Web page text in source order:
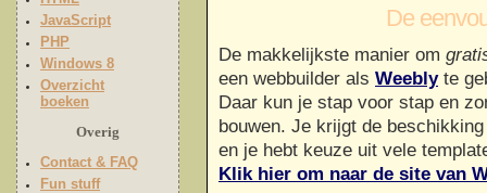
De
De makkelijkste manier om
een webbuilder als Weeblyte
Daar kun je stap voor stap en
bouwen. Je krijgt de
en je hebt keuze uit vele
Klik hier om naar de site van
JavaScript
PHP
Windows 8
Overzicht
boeken
Overig
Contact & FAQ
Fun stuff